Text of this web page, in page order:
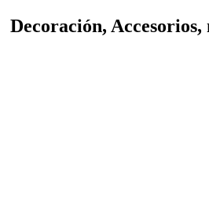
Decoración,